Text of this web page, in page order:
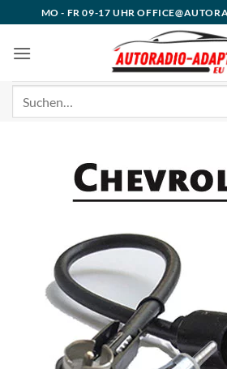
Inhalt
springen
MO - FR 09-17 UHR